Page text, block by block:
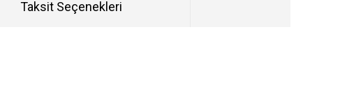
Taksit Seçenekleri